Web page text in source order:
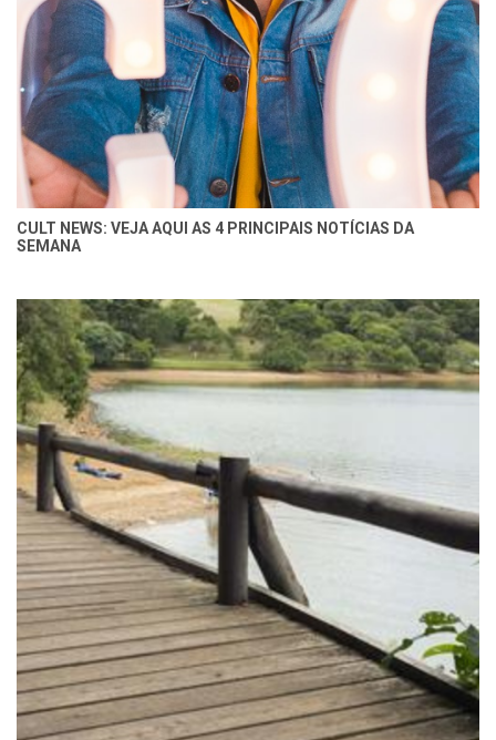
CULT NEWS: VEJA AQUI AS 4 PRINCIPAIS NOTÍCIAS DA
SEMANA